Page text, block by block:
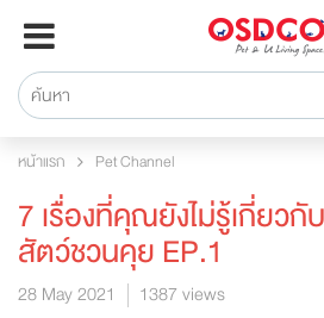
หน้าแรก
แบรนด์
รีวิว
ปรึกษาหมอ
สาระสัตว์เลี้ยง
Pet Channel
หน้าแรก Pet Channel
7 เรื่องที่คุณยังไม่รู้เกี่ยว
สัตว์ชวนคุย EP.1
28 May 2021 1387 views